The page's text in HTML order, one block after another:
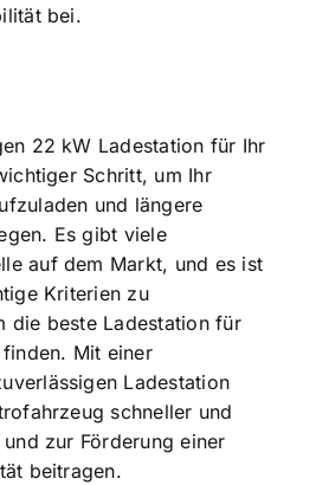
bei.
22 kW Ladestation für Ihr
Schritt, um Ihr
und längere
Es gibt viele
auf dem Markt, und es ist
Kriterien zu
die beste Ladestation für
Mit einer
Ladestation
schneller und
zur Förderung einer
beitragen.